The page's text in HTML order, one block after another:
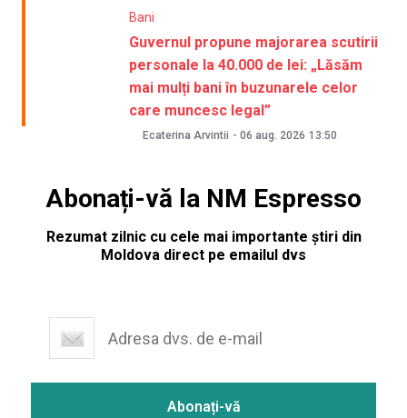
Bani
Guvernul propune majorarea scutirii
personale la 40.000 de lei: „Lăsăm
mai mulți bani în buzunarele celor
care muncesc legal”
Ecaterina Arvintii - 06 aug. 2026 13:50
Abonați-vă la NM Espresso
Rezumat zilnic cu cele mai importante știri din
Moldova direct pe emailul dvs